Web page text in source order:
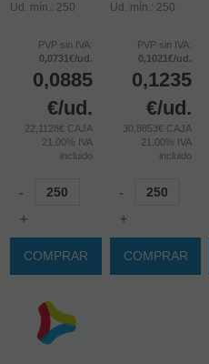
Ud. mín.: 250
PVP sin IVA:
0,0731€/ud.
0,0885
€/ud.
22,1128€ CAJA
21.00% IVA
incluido
-
+
COMPRAR
Ud. mín.: 250
PVP sin IVA:
0,1021€/ud.
0,1235
€/ud.
30,8853€ CAJA
21.00% IVA
incluido
-
+
COMPRAR